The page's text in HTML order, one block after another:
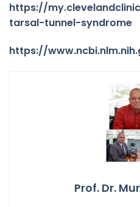
https://
tarsal-tunnel-syndrome
https://
Prof. Dr.